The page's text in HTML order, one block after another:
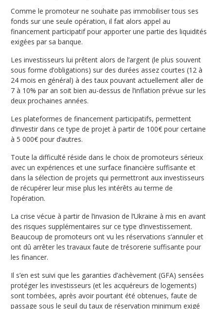
Comme le promoteur ne souhaite pas immobiliser tous ses
fonds sur une seule opération, il fait alors appel au
financement participatif pour apporter une partie des liquidités
exigées par sa banque.
Les investisseurs lui prêtent alors de l’argent (le plus souvent
sous forme d’obligations) sur des durées assez courtes (12 à
24 mois en général) à des taux pouvant actuellement aller de
7 à 10% par an soit bien au-dessus de l’inflation prévue sur les
deux prochaines années.
Les plateformes de financement participatifs, permettent
d’investir dans ce type de projet à partir de 100€ pour certaine
à 5 000€ pour d’autres.
Toute la difficulté réside dans le choix de promoteurs sérieux
avec un expériences et une surface financière suffisante et
dans la sélection de projets qui permettront aux investisseurs
de récupérer leur mise plus les intérêts au terme de
l’opération.
La crise vécue à partir de l’invasion de l’Ukraine à mis en avant
des risques supplémentaires sur ce type d’investissement.
Beaucoup de promoteurs ont vu les réservations s’annuler et
ont dû arrêter les travaux faute de trésorerie suffisante pour
les financer.
Il s’en est suivi que les garanties d’achèvement (GFA) sensées
protéger les investisseurs (et les acquéreurs de logements)
sont tombées, après avoir pourtant été obtenues, faute de
passage sous le seuil du taux de réservation minimum exigé